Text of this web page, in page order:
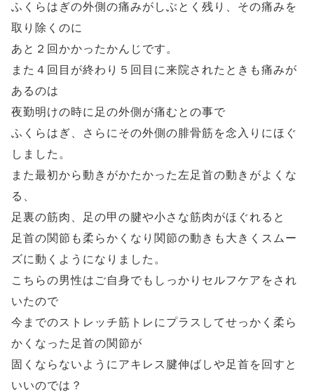
ふくらはぎの外側の痛みがしぶとく残り、その痛みを
取り除くのに
あと２回かかったかんじです。
また４回目が終わり５回目に来院されたときも痛みが
あるのは
夜勤明けの時に足の外側が痛むとの事で
ふくらはぎ、さらにその外側の腓骨筋を念入りにほぐ
しました。
また最初から動きがかたかった左足首の動きがよくな
る、
足裏の筋肉、足の甲の腱や小さな筋肉がほぐれると
足首の関節も柔らかくなり関節の動きも大きくスムー
ズに動くようになりました。
こちらの男性はご自身でもしっかりセルフケアをされ
いたので
今までのストレッチ筋トレにプラスしてせっかく柔ら
かくなった足首の関節が
固くならないようにアキレス腱伸ばしや足首を回すと
いいのでは？